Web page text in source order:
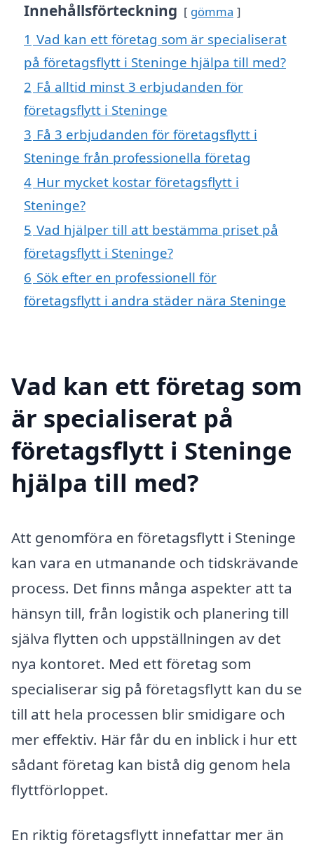
Innehållsförteckning gömma
1 Vad kan ett företag som är specialiserat
på företagsflytt i Steninge hjälpa till med?
2 Få alltid minst 3 erbjudanden för
företagsflytt i Steninge
3 Få 3 erbjudanden för företagsflytt i
Steninge från professionella företag
4 Hur mycket kostar företagsflytt i
Steninge?
5 Vad hjälper till att bestämma priset på
företagsflytt i Steninge?
6 Sök efter en professionell för
företagsflytt i andra städer nära Steninge
Vad kan ett företag som
är specialiserat på
företagsflytt i Steninge
hjälpa till med?
Att genomföra en företagsflytt i Steninge
kan vara en utmanande och tidskrävande
process. Det finns många aspekter att ta
hänsyn till, från logistik och planering till
själva flytten och uppställningen av det
nya kontoret. Med ett företag som
specialiserar sig på företagsflytt kan du se
till att hela processen blir smidigare och
mer effektiv. Här får du en inblick i hur ett
sådant företag kan bistå dig genom hela
flyttförloppet.
En riktig företagsflytt innefattar mer än